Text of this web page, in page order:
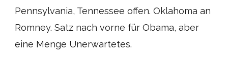
Pennsylvania, Tennessee offen. Oklahoma an
Romney. Satz nach vorne für Obama, aber
eine Menge Unerwartetes.